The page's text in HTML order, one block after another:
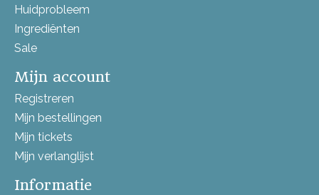
Huidprobleem
Ingrediënten
Sale
Mijn account
Registreren
Mijn bestellingen
Mijn tickets
Mijn verlanglijst
Informatie